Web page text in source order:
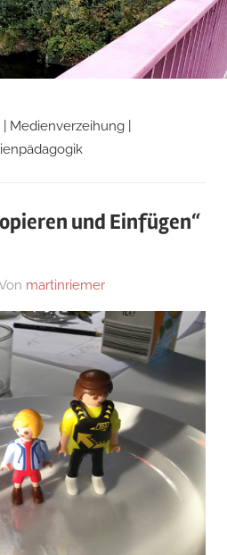
Medienverzeihung |
und Einfügen“
martinriemer
Uncategorized